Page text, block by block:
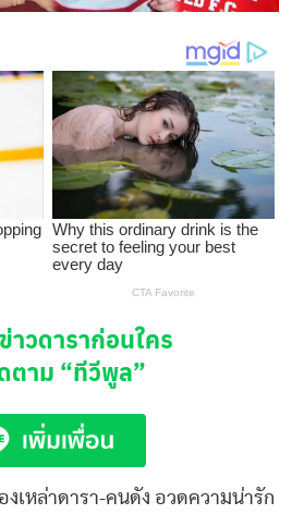
าวดาราก่อนใคร
ตาม “ทีวีพูล”
เหล่าดารา-คนดัง อวดความน่ารัก